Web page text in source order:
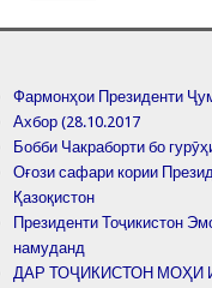
Фармонҳои Президенти
Ахбор (28.10.2017
Бобби Чакраборти бо
Оғози сафари кории
Қазоқистон
Президенти Тоҷикистон
намуданд
ДАР ТОҶИКИСТОН МОҲИ